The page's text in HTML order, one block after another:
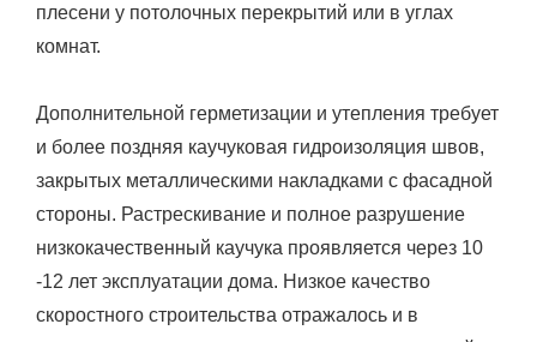
плесени у потолочных перекрытий или в углах
комнат.
Дополнительной герметизации и утепления требует
и более поздняя каучуковая гидроизоляция швов,
закрытых металлическими накладками с фасадной
стороны. Растрескивание и полное разрушение
низкокачественный каучука проявляется через 10
-12 лет эксплуатации дома. Низкое качество
скоростного строительства отражалось и в